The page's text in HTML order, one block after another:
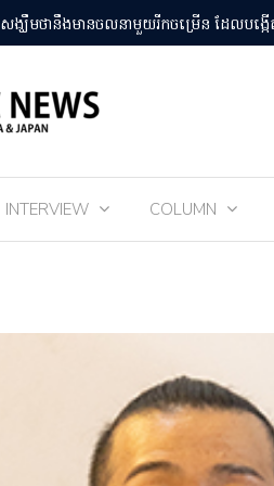
ពិព័រណ៌ EXPO 2025 នៅតំបន់Osaka Kansai
INTERVIEW COLUMN